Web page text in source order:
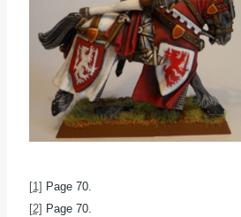
[1] Page 70.
[2] Page 70.